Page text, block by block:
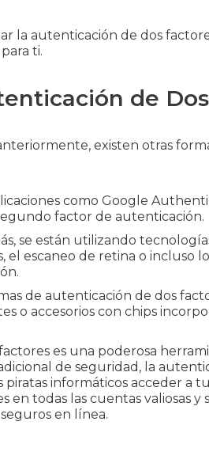
la autenticación de dos
ti.
de
existen otras
como Google
factor de autenticación.
se están utilizando
escaneo de retina o incluso
de autenticación de dos
o accesorios con chips
es una poderosa
de seguridad, la
piratas informáticos acceder a
todas las cuentas valiosas y
en línea.